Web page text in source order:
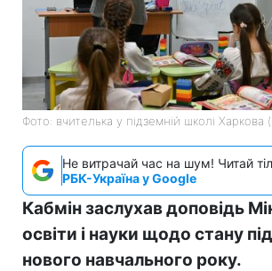
Фото: вчителька у підземній школі Харкова
Не витрачай час на шум! Читай
РБК-Україна у Google
Кабмін заслухав доповідь
освіти і науки щодо стану
нового навчального року.